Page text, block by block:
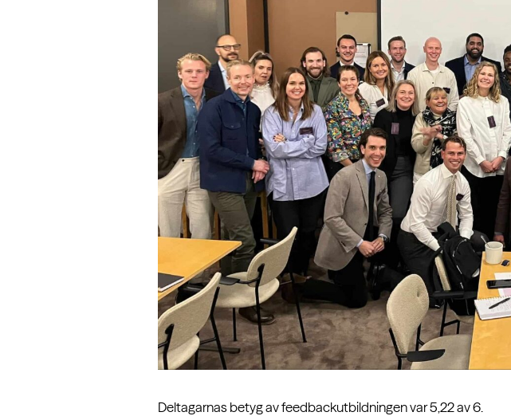
Deltagarnas betyg av feedbackutbildningen var 5,22 av 6.